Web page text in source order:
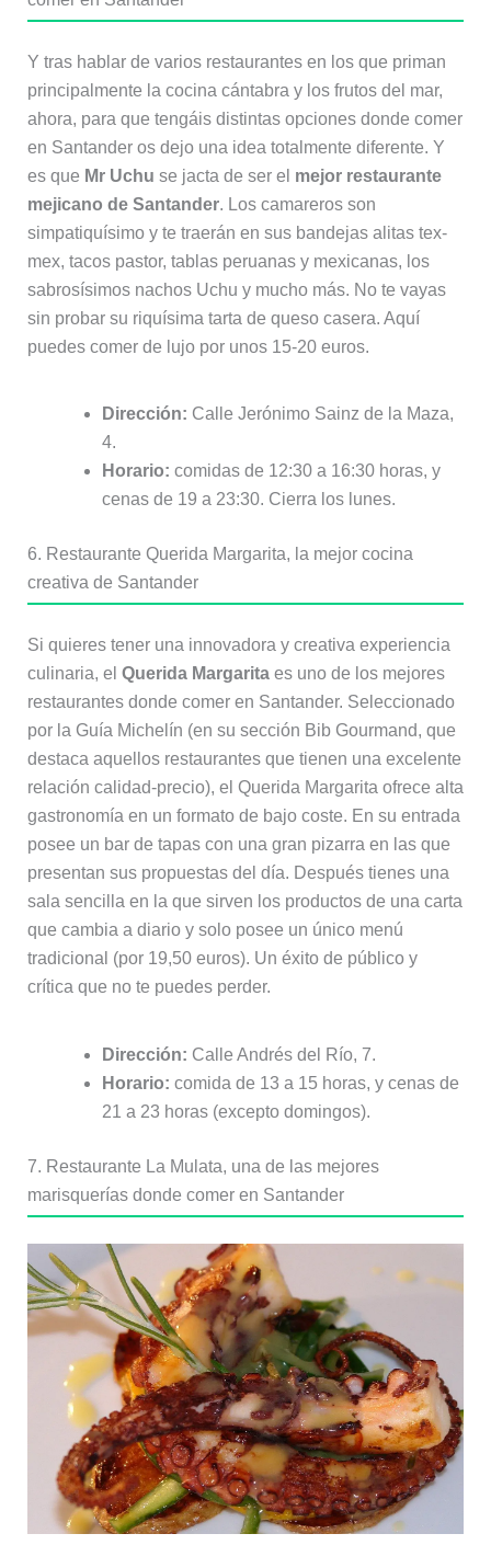
Y tras hablar de varios restaurantes en los que priman
principalmente la cocina cántabra y los frutos del mar,
ahora, para que tengáis distintas opciones donde comer
en Santander os dejo una idea totalmente diferente. Y
es que Mr Uchu se jacta de ser el mejor restaurante
mejicano de Santander. Los camareros son
simpatiquísimo y te traerán en sus bandejas alitas tex-
mex, tacos pastor, tablas peruanas y mexicanas, los
sabrosísimos nachos Uchu y mucho más. No te vayas
sin probar su riquísima tarta de queso casera. Aquí
puedes comer de lujo por unos 15-20 euros.
Dirección: Calle Jerónimo Sainz de la Maza,
4.
Horario: comidas de 12:30 a 16:30 horas, y
cenas de 19 a 23:30. Cierra los lunes.
6. Restaurante Querida Margarita, la mejor cocina
creativa de Santander
Si quieres tener una innovadora y creativa experiencia
culinaria, el Querida Margaritaes uno de los mejores
restaurantes donde comer en Santander. Seleccionado
por la Guía Michelín (en su sección Bib Gourmand, que
destaca aquellos restaurantes que tienen una excelente
relación calidad-precio), el Querida Margarita ofrece alta
gastronomía en un formato de bajo coste. En su entrada
posee un bar de tapas con una gran pizarra en las que
presentan sus propuestas del día. Después tienes una
sala sencilla en la que sirven los productos de una carta
que cambia a diario y solo posee un único menú
tradicional (por 19,50 euros). Un éxito de público y
crítica que no te puedes perder.
Dirección: Calle Andrés del Río, 7.
Horario: comida de 13 a 15 horas, y cenas de
21 a 23 horas (excepto domingos).
7. Restaurante La Mulata, una de las mejores
marisquerías donde comer en Santander